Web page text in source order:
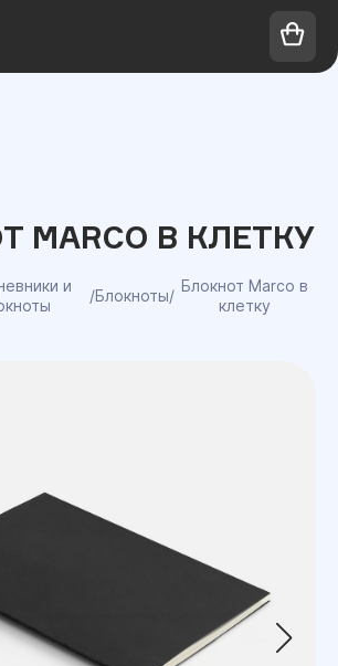
MARCO В КЛЕТКУ
и
/Блокноты/
Блокнот Marco в
клетку